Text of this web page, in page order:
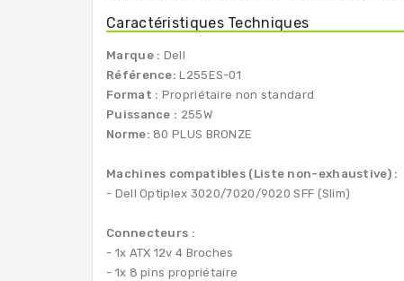
Caractéristiques Techniques
Marque : Dell
Référence:L255ES-01
Format : Propriétaire non standard
Puissance : 255W
Norme: 80 PLUS BRONZE
Machines compatibles (Liste non-exhaustive) :
- Dell Optiplex 3020/7020/9020 SFF (Slim)
Connecteurs :
- 1x ATX 12v 4 Broches
- 1x 8 pins propriétaire